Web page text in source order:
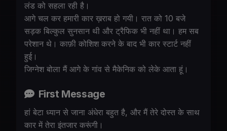
लंड को सहला रही है।
आगे चल कर हमारी कार ख़राब हो गयी। रात को 10 बजे
सड़क बिल्कुल सुनसान थी और ट्रैफिक भी नहीं था। हम सब
परेशान थे। काफ़ी कोशिश करने के बाद भी कार स्टार्ट नहीं
हुई।
जिग्नेश बोला मैं आगे के गांव से मैकेनिक को लेके आता हूं।
First Message
हां बेटा ध्यान से जाना अंधेरा बहुत है, और मैं तेरे दोस्त के साथ
कार में तेरा इंतजार करूंगी।